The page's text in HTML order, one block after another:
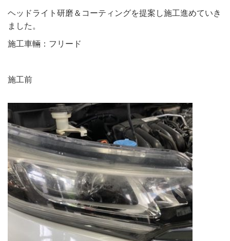
ヘッドライト研磨＆コーティングを提案し施工進めていき
ました。
施工車輛：フリード
施工前